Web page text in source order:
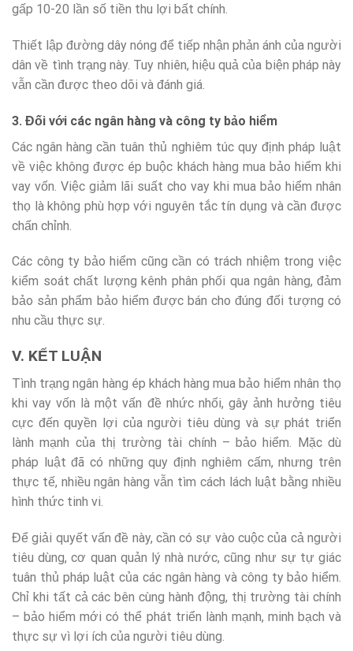
gấp 10-20 lần số tiền thu lợi bất chính.
Thiết lập đường dây nóng để tiếp nhận phản ánh của người
dân về tình trạng này. Tuy nhiên, hiệu quả của biện pháp này
vẫn cần được theo dõi và đánh giá.
3. Đối với các ngân hàng và công ty bảo hiểm
Các ngân hàng cần tuân thủ nghiêm túc quy định pháp luật
về việc không được ép buộc khách hàng mua bảo hiểm khi
vay vốn. Việc giảm lãi suất cho vay khi mua bảo hiểm nhân
thọ là không phù hợp với nguyên tắc tín dụng và cần được
chấn chỉnh.
Các công ty bảo hiểm cũng cần có trách nhiệm trong việc
kiểm soát chất lượng kênh phân phối qua ngân hàng, đảm
bảo sản phẩm bảo hiểm được bán cho đúng đối tượng có
nhu cầu thực sự.
V. KẾT LUẬN
Tình trạng ngân hàng ép khách hàng mua bảo hiểm nhân thọ
khi vay vốn là một vấn đề nhức nhối, gây ảnh hưởng tiêu
cực đến quyền lợi của người tiêu dùng và sự phát triển
lành mạnh của thị trường tài chính – bảo hiểm. Mặc dù
pháp luật đã có những quy định nghiêm cấm, nhưng trên
thực tế, nhiều ngân hàng vẫn tìm cách lách luật bằng nhiều
hình thức tinh vi.
Để giải quyết vấn đề này, cần có sự vào cuộc của cả người
tiêu dùng, cơ quan quản lý nhà nước, cũng như sự tự giác
tuân thủ pháp luật của các ngân hàng và công ty bảo hiểm.
Chỉ khi tất cả các bên cùng hành động, thị trường tài chính
– bảo hiểm mới có thể phát triển lành mạnh, minh bạch và
thực sự vì lợi ích của người tiêu dùng.